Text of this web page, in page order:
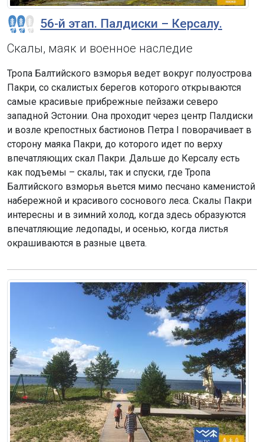
56-й этап. Палдиски – Керсалу.
Скалы, маяк и военное наследие
Тропа Балтийского взморья ведет вокруг полуострова
Пакри, со скалистых берегов которого открываются
самые красивые прибрежные пейзажи северо
западной Эстонии. Она проходит через центр Палдиски
и возле крепостных бастионов Петра I поворачивает в
сторону маяка Пакри, до которого идет по верху
впечатляющих скал Пакри. Дальше до Керсалу есть
как подъемы – скалы, так и спуски, где Тропа
Балтийского взморья вьется мимо песчано каменистой
набережной и красивого соснового леса. Скалы Пакри
интересны и в зимний холод, когда здесь образуются
впечатляющие ледопады, и осенью, когда листья
окрашиваются в разные цвета.